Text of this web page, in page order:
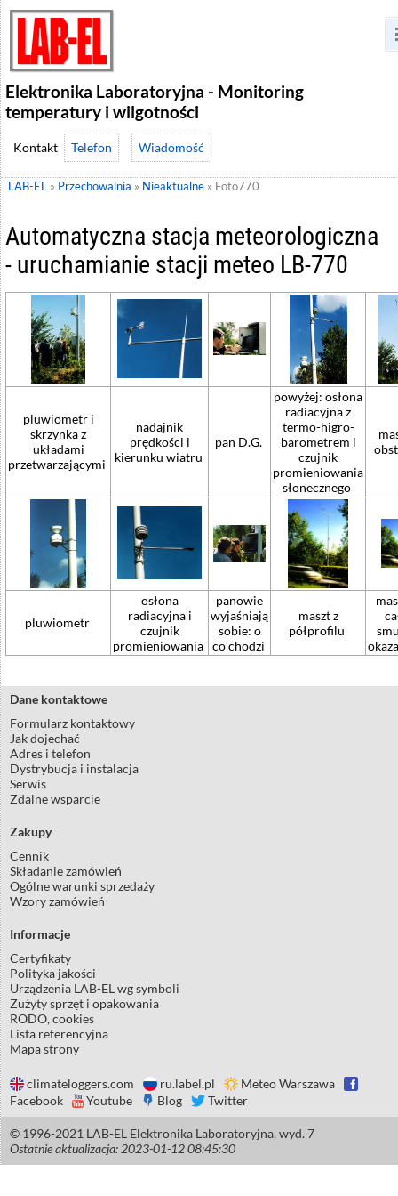
Elektronika Laboratoryjna - Monitoring
temperatury i wilgotności
Telefon Wiadomość
LAB-EL » Przechowalnia » Nieaktualne » Foto770
Automatyczna stacja meteorologiczna
- uruchamianie stacji meteo LB-770
pluwiometr i
skrzynka z
układami
przetwarzającymi
nadajnik
prędkości i
kierunku wiatru
pan D.G.
powyżej: osłona
radiacyjna z
termo-higro-
barometrem i
czujnik
promieniowania
słonecznego
pluwiometr
osłona
radiacyjna i
czujnik
promieniowania
panowie
wyjaśniają
sobie: o
co chodzi
maszt z
półprofilu
Dane kontaktowe
Formularz kontaktowy
Jak dojechać
Adres i telefon
Dystrybucja i instalacja
Serwis
Zdalne wsparcie
Zakupy
Cennik
Składanie zamówień
Ogólne warunki sprzedaży
Wzory zamówień
Informacje
Certyfikaty
Polityka jakości
Urządzenia LAB-EL wg symboli
Zużyty sprzęt i opakowania
RODO, cookies
Lista referencyjna
Mapa strony
climateloggers.com ru.label.pl
Meteo Warszawa
Facebook
Youtube Blog Twitter
© 1996-2021 LAB-EL Elektronika Laboratoryjna, wyd. 7
Ostatnie aktualizacja: 2023-01-12 08:45:30